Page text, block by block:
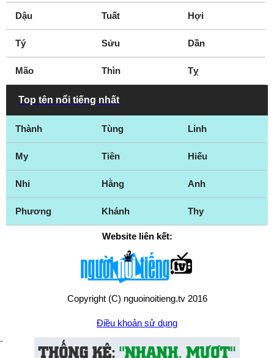
Dậu Tuất Hợi
Tý Sửu Dần
Mão Thìn Tỵ
Top tên nổi tiếng nhất
Thành Tùng Linh
My Tiên Hiếu
Nhi Hằng Anh
Phương Khánh Thy
Website liên kết:
Copyright (C) nguoinoitieng.tv 2016
Điều khoản sử dụng